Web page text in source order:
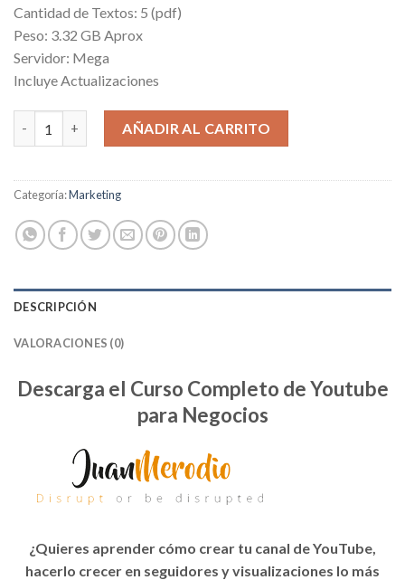
Cantidad de Textos: 5 (pdf)
Peso: 3.32 GB Aprox
Servidor: Mega
Incluye Actualizaciones
Youtube para Negocios cantidad
AÑADIR AL CARRITO
Categoría:Marketing
DESCRIPCIÓN
VALORACIONES (0)
Descarga el Curso Completo de Youtube
para Negocios
¿Quieres aprender cómo crear tu canal de YouTube,
hacerlo crecer en seguidores y visualizaciones lo más